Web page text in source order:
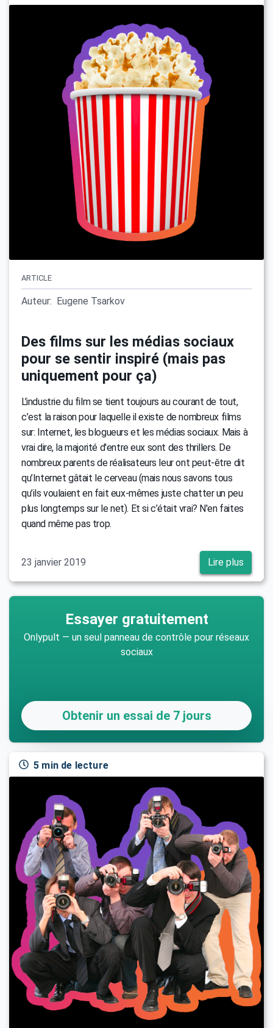
ARTICLE
Auteur: Eugene Tsarkov
Des films sur les médias sociaux
pour se sentir inspiré (mais pas
uniquement pour ça)
L’industrie du film se tient toujours au courant de tout,
c’est la raison pour laquelle il existe de nombreux films
sur: Internet, les blogueurs et les médias sociaux. Mais à
vrai dire, la majorité d'entre eux sont des thrillers. De
nombreux parents de réalisateurs leur ont peut-être dit
qu’Internet gâtait le cerveau (mais nous savons tous
qu’ils voulaient en fait eux-mêmes juste chatter un peu
plus longtemps sur le net). Et si c’était vrai? N'en faites
quand même pas trop.
23 janvier 2019 Lire plus
Essayer gratuitement
Onlypult — un seul panneau de contrôle pour réseaux
sociaux
Obtenir un essai de 7 jours
5 min de lecture